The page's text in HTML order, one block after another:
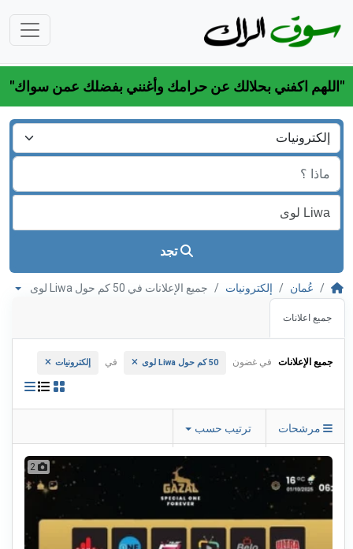
"اللهم اكفني بحلالك عن حرامك وأغنني بفضلك عمن سواك"
تجد
عُمان إلكترونيات جميع الإعلانات في 50 كم حول Liwa لوى
جميع اعلانات
جميع الإعلانات في غضون 50 كم حول Liwa لوى في إلكترونيات
مرشحات ترتيب حسب